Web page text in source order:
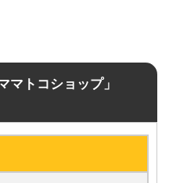
マトコショップ」